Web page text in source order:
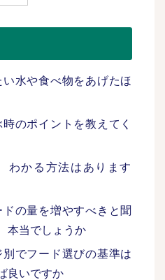
水や食べ物をあげたほ
のポイントを教えてく
わかる方法はあります
の量を増やすべきと聞
本当でしょうか
でフード選びの基準は
良いですか